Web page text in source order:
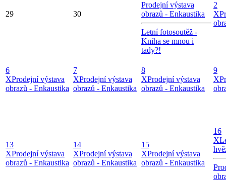
29 30
Prodejní výstava
obrazů - Enkaustika
Letní fotosoutěž -
Kniha se mnou i
tady?!
2
X
6
XProdejní výstava
obrazů - Enkaustika
7
XProdejní výstava
obrazů - Enkaustika
8
XProdejní výstava
obrazů - Enkaustika
9
X
13
XProdejní výstava
obrazů - Enkaustika
14
XProdejní výstava
obrazů - Enkaustika
15
XProdejní výstava
obrazů - Enkaustika
16
X